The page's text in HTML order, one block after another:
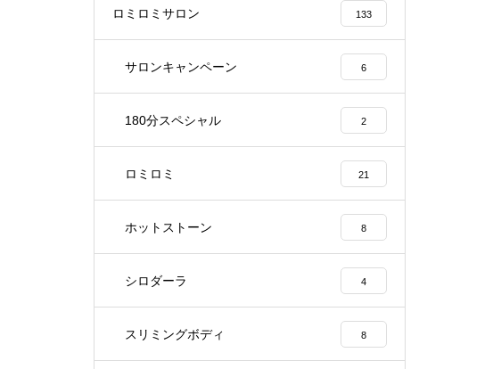
ロミロミサロン 133
サロンキャンペーン 6
180分スペシャル 2
ロミロミ 21
ホットストーン 8
シロダーラ 4
スリミングボディ 8